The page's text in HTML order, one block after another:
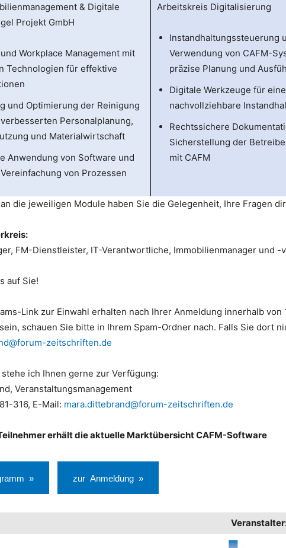
& Digitale
Projekt GmbH
Workplace Management mit
Technologien für effektive
und Optimierung der Reinigung
Personalplanung,
und Materialwirtschaft
Anwendung von Software und
von Prozessen
Arbeitskreis Digitalisierung
Instandhaltungssteuerung
Verwendung von CAFM-
präzise Planung und
Digitale Werkzeuge für
nachvollziehbare
Rechtssichere
Sicherstellung der
mit CAFM
die jeweiligen Module haben Sie die Gelegenheit, Ihre Fragen
FM-Dienstleister, IT-Verantwortliche, Immobilienmanager und -
auf Sie!
Link zur Einwahl erhalten nach Ihrer Anmeldung innerhalb
schauen Sie bitte in Ihrem Spam-Ordner nach. Falls Sie dort
zeitschriften.de
stehe ich Ihnen gerne zur Verfügung:
Veranstaltungsmanagement
316, E-Mail: mara.dittebrand@forum-zeitschriften.de
erhält die aktuelle Marktübersicht CAFM-Software
» zur Anmeldung »